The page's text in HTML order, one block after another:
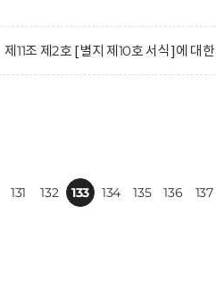
11조 제2호 [별지 제10호 서식]에 대
131 132 133 134 135 136 137